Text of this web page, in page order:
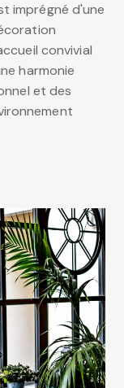
imprégné d'une
convivial
harmonie
et des